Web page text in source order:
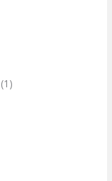
(1)